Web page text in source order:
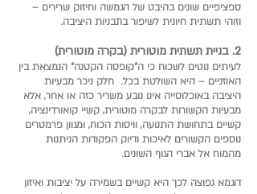
ספציפיים שונים בהיבט של הגמשה וחיזוק שרירים –
וזוהי תשתית חיונית לשיפור בתבניות היציבה.
2. בניית תשתית מוטורית (בקרה מוטורית)
לעיתים נוטים לשכוח כי ה"קופסה הקטנה" הנמצאת בין
האוזניים – היא השולטת בכל. חלק ניכר מבעיות
היציבה באוכלוסייה אינו נובע משריר כזה או אחר, אלא
מבעיות הקשורות לבקרה מוטורית, קשיי קואורדינציה,
קשיים בתחושת התנועה, וויסות הכוח, ומגוון פרמטרים
נוספים הקשורים לאיכות ודיוק הפקודות הניתנות
מהמוח אל אברי הגוף השונים.
דוגמא נפוצה לכך היא קשיים בשמירה על יציבות ואיזון